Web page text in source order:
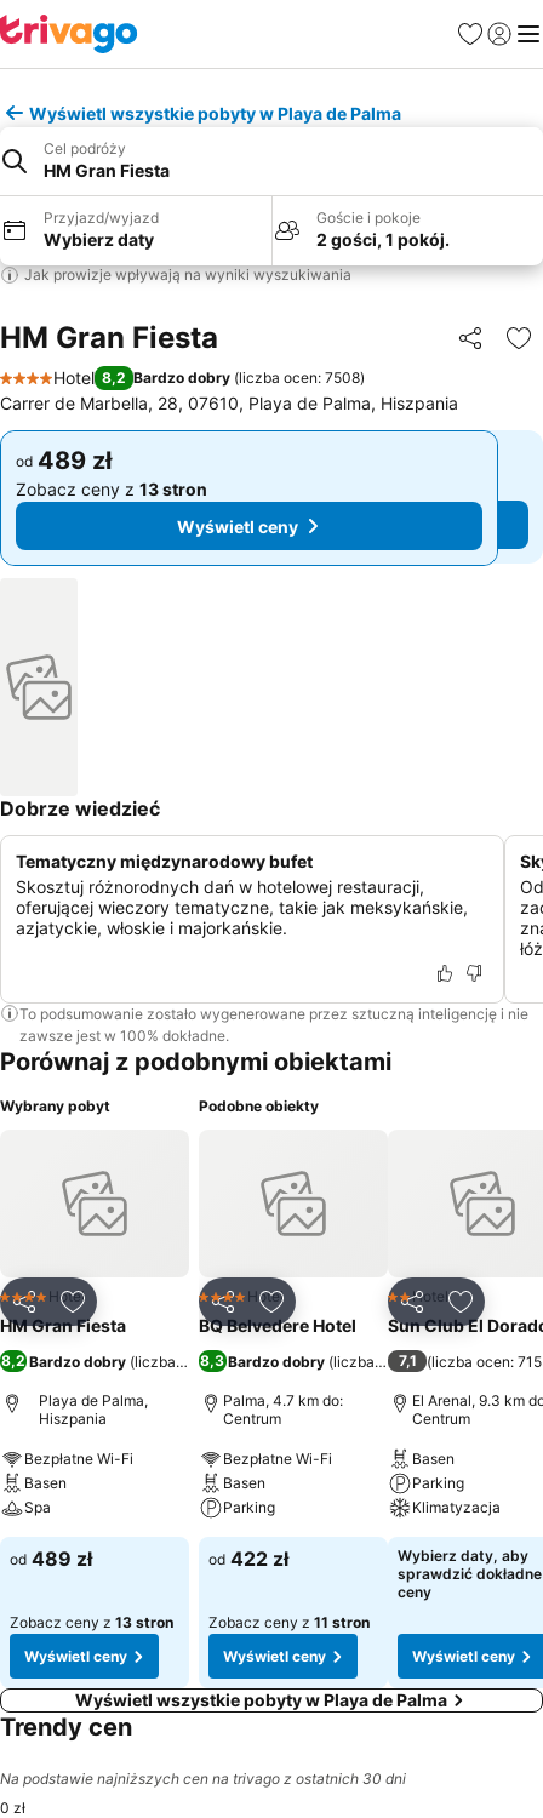
Ulubione
Wyświetl wszystkie pobyty w Playa de Palma
Cel podróży
HM Gran Fiesta
Przyjazd/wyjazd
Wybierz daty
Goście i pokoje
2 gości, 1 pokój.
Jak prowizje wpływają na wyniki wyszukiwania
HM Gran Fiesta
4 Kategoria
Hotel 8,2 Bardzo dobry (liczba ocen: 7508)
Carrer de Marbella, 28, 07610, Playa de Palma, Hiszpania
od 489 zł
Zobacz ceny z 13 stron
Wyświetl ceny
od 489 zł
Zobacz ceny z 13 stron
Wyświetl ceny
Dobrze wiedzieć
Tematyczny międzynarodowy bufet
Skosztuj różnorodnych dań w hotelowej restauracji,
oferującej wieczory tematyczne, takie jak meksykańskie,
azjatyckie, włoskie i majorkańskie.
To podsumowanie zostało wygenerowane przez sztuczną inteligencję i nie
zawsze jest w 100% dokładne.
Porównaj z podobnymi obiektami
Wybrany pobyt
UdostępnijDodaj do ulubionych
4 Kategoria
Hotel
HM Gran Fiesta
8,2Bardzo dobry (liczba ocen: 7508)
Playa de Palma,
Hiszpania
Bezpłatne Wi-Fi
Basen
Spa
od 489 zł
Zobacz ceny z 13 stron
Wyświetl ceny
Podobne obiekty
UdostępnijDodaj do ulubionych
4 Kategoria
Hotel
BQ Belvedere Hotel
8,3Bardzo dobry (liczba ocen: 9915)
Palma, 4.7 km do:
Centrum
Bezpłatne Wi-Fi
Basen
Parking
od 422 zł
Zobacz ceny z 11 stron
Wyświetl ceny
UdostępnijDodaj
2 Kategoria
Hotel
Sun Club El
7,1 (liczba ocen:
El Arenal, 9.3 km
Centrum
Basen
Parking
Klimatyzacja
Wybierz daty, aby
sprawdzić dokładne
ceny
Wyświetl ceny
Wyświetl wszystkie pobyty w Playa de Palma
Trendy cen
Na podstawie najniższych cen na trivago z ostatnich 30 dni
0 zł